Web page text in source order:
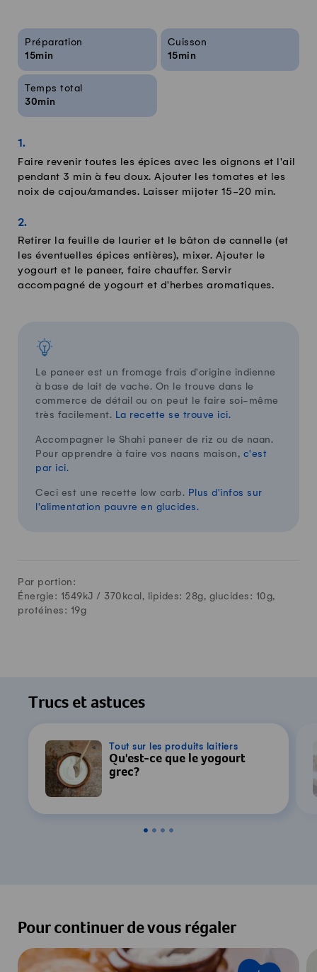
Infos sur la recette
Préparation
15min
Cuisson
15min
Temps total
30min
Faire revenir toutes les épices avec les oignons et l'ail
pendant 3 min à feu doux. Ajouter les tomates et les
noix de cajou/amandes. Laisser mijoter 15-20 min.
Retirer la feuille de laurier et le bâton de cannelle (et
les éventuelles épices entières), mixer. Ajouter le
yogourt et le paneer, faire chauffer. Servir
accompagné de yogourt et d'herbes aromatiques.
Le paneer est un fromage frais d'origine indienne
à base de lait de vache. On le trouve dans le
commerce de détail ou on peut le faire soi-même
très facilement. La recette se trouve ici.
Accompagner le Shahi paneer de riz ou de naan.
Pour apprendre à faire vos naans maison, c'est
par ici.
Ceci est une recette low carb. Plus d'infos sur
l'alimentation pauvre en glucides.
Par portion:
Énergie: 1549kJ / 370 kcal, lipides: 28g, glucides: 10g,
protéines: 19g
Trucs et astuces
Tout sur les produits laitiers
Qu'est-ce que le yogourt
grec?
Pour continuer de vous régaler